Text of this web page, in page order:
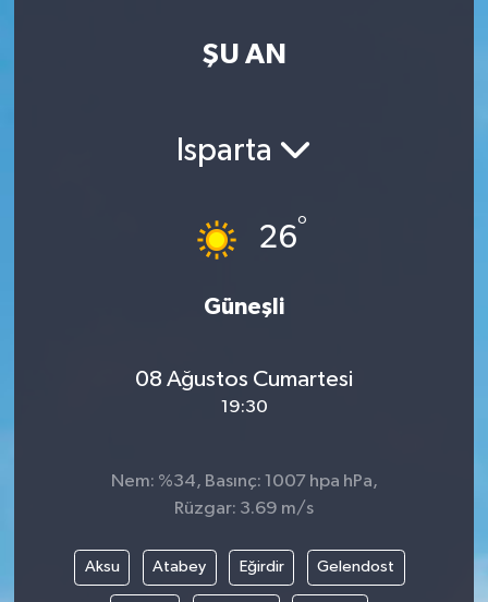
ŞU AN
Isparta
26°
Güneşli
08 Ağustos Cumartesi
19:30
Nem: %34, Basınç: 1007 hpa hPa,
Rüzgar: 3.69 m/s
Aksu Atabey Eğirdir Gelendost